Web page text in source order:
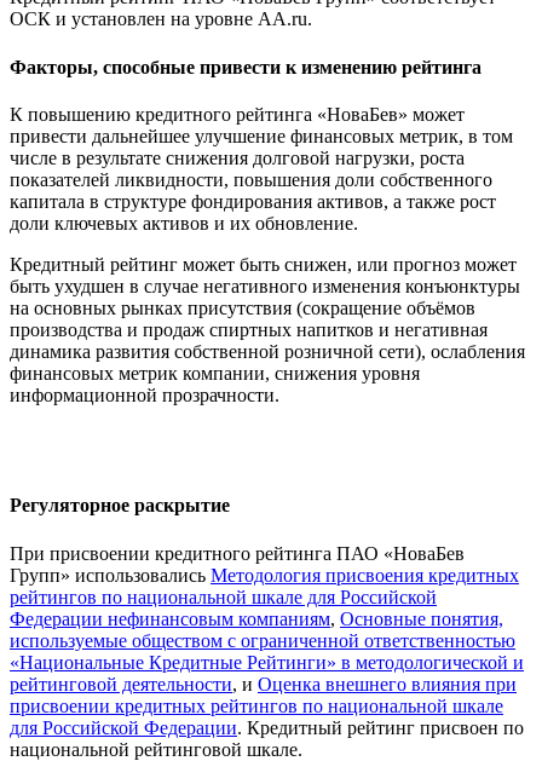
ОСК и установлен на уровне АА.ru.
Факторы, способные привести к изменению рейтинга
К повышению кредитного рейтинга «НоваБев» может
привести дальнейшее улучшение финансовых метрик, в том
числе в результате снижения долговой нагрузки, роста
показателей ликвидности, повышения доли собственного
капитала в структуре фондирования активов, а также рост
доли ключевых активов и их обновление.
Кредитный рейтинг может быть снижен, или прогноз может
быть ухудшен в случае негативного изменения конъюнктуры
на основных рынках присутствия (сокращение объёмов
производства и продаж спиртных напитков и негативная
динамика развития собственной розничной сети), ослабления
финансовых метрик компании, снижения уровня
информационной прозрачности.
Регуляторное раскрытие
При присвоении кредитного рейтинга ПАО «НоваБев
Групп» использовались Методология присвоения кредитных
рейтингов по национальной шкале для Российской
Федерации нефинансовым компаниям, Основные понятия,
используемые обществом с ограниченной ответственностью
«Национальные Кредитные Рейтинги» в методологической и
рейтинговой деятельности, и Оценка внешнего влияния при
присвоении кредитных рейтингов по национальной шкале
для Российской Федерации. Кредитный рейтинг присвоен по
национальной рейтинговой шкале.